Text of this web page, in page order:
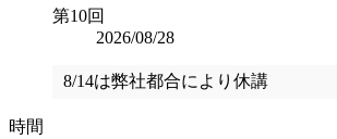
第10回
2026/08/28
8/14は弊社都合により休講
時間